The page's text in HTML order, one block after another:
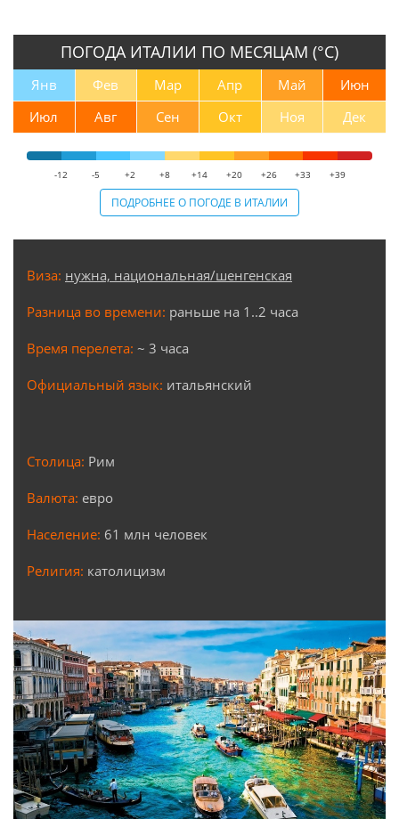
ПОГОДА ИТАЛИИ ПО МЕСЯЦАМ (°С)
Янв Фев Мар Апр Май
Июн
Июл
Авг Сен Окт Ноя Дек
-12 -5 +2 +8 +14 +20 +26 +33 +39
ПОДРОБНЕЕ О ПОГОДЕ В ИТАЛИИ
Виза: нужна, национальная/шенгенская
Разница во времени: раньше на 1..2 часа
Время перелета: ~ 3 часа
Официальный язык: итальянский
Столица: Рим
Валюта: евро
Население: 61 млн человек
Религия: католицизм